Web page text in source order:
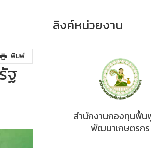
พิมพ์
ฐ
ลิงค์หน่วยงาน
สำนักงานกองทุนฟื้น
พัฒนาเกษตรกร